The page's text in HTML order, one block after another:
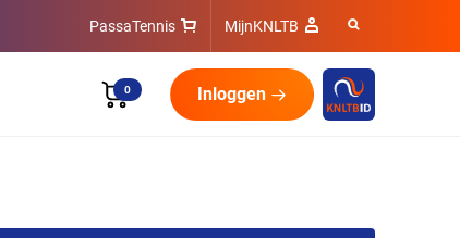
PassaTennis MijnKNLTB
0 Inloggen